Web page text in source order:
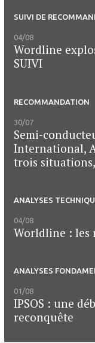
SUIVI DE
04/08
Wordline
SUIVI
RECOMMANDATION
30/07
Semi-
International,
trois
ANALYSES
04/08
Worldline : les
ANALYSES
01/08
IPSOS : une
reconquête